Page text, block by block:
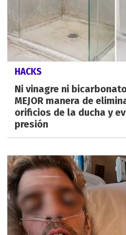
HACKS
Ni vinagre ni
MEJOR manera de
orificios de la ducha y
presión